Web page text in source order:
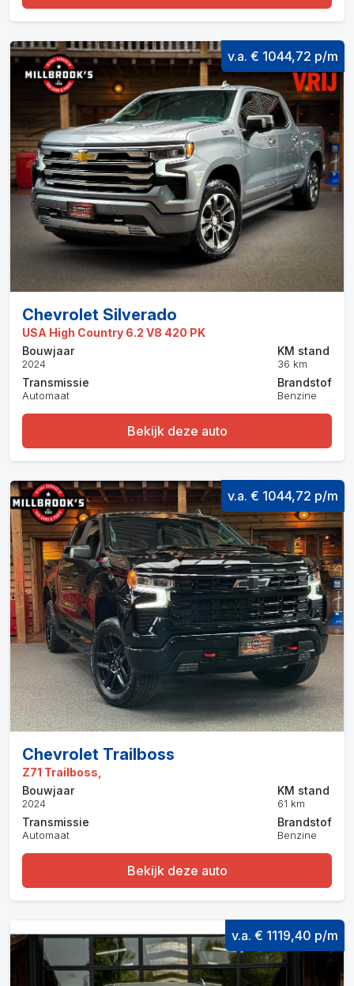
v.a. € 1044,72 p/m
Chevrolet Silverado
USA High Country 6.2 V8 420 PK
Bouwjaar
2024
Transmissie
Automaat
KM stand
36 km
Brandstof
Benzine
Bekijk deze auto
v.a. € 1044,72 p/m
Chevrolet Trailboss
Z71 Trailboss,
Bouwjaar
2024
Transmissie
Automaat
KM stand
61 km
Brandstof
Benzine
Bekijk deze auto
v.a. € 1119,40 p/m